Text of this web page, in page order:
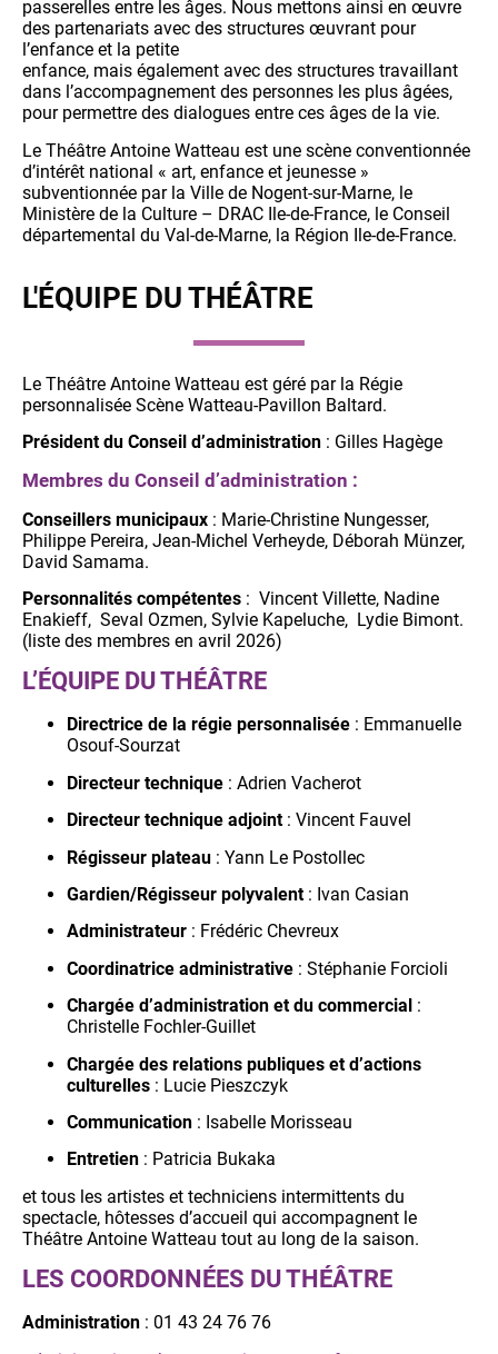
passerelles entre les âges. Nous mettons ainsi en œuvre
des partenariats avec des structures œuvrant pour
l’enfance et la petite
enfance, mais également avec des structures travaillant
dans l’accompagnement des personnes les plus âgées,
pour permettre des dialogues entre ces âges de la vie.
Le Théâtre Antoine Watteau est une scène conventionnée
d’intérêt national « art, enfance et jeunesse »
subventionnée par la Ville de Nogent-sur-Marne, le
Ministère de la Culture – DRAC Ile-de-France, le Conseil
départemental du Val-de-Marne, la Région Ile-de-France.
L'ÉQUIPE DU THÉÂTRE
Le Théâtre Antoine Watteau est géré par la Régie
personnalisée Scène Watteau-Pavillon Baltard.
Président du Conseil d’administration : Gilles Hagège
Membres du Conseil d’administration :
Conseillers municipaux : Marie-Christine Nungesser,
Philippe Pereira, Jean-Michel Verheyde, Déborah Münzer,
David Samama.
Personnalités compétentes : Vincent Villette, Nadine
Enakieff, Seval Ozmen, Sylvie Kapeluche, Lydie Bimont.
(liste des membres en avril 2026)
L’ÉQUIPE DU THÉÂTRE
Directrice de la régie personnalisée : Emmanuelle
Osouf-Sourzat
Directeur technique : Adrien Vacherot
Directeur technique adjoint: Vincent Fauvel
Régisseur plateau : Yann Le Postollec
Gardien/Régisseur polyvalent: Ivan Casian
Administrateur : Frédéric Chevreux
Coordinatrice administrative : Stéphanie Forcioli
Chargée d’administration et du commercial :
Christelle Fochler-Guillet
Chargée des relations publiques et d’actions
culturelles : Lucie Pieszczyk
Communication : Isabelle Morisseau
Entretien : Patricia Bukaka
et tous les artistes et techniciens intermittents du
spectacle, hôtesses d’accueil qui accompagnent le
Théâtre Antoine Watteau tout au long de la saison.
LES COORDONNÉES DU THÉÂTRE
Administration : 01 43 24 76 76